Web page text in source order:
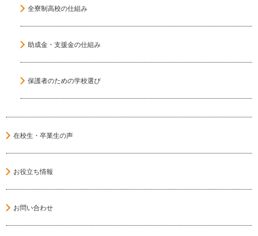
全寮制高校の仕組み
助成金・支援金の仕組み
保護者のための学校選び
在校生・卒業生の声
お役立ち情報
お問い合わせ